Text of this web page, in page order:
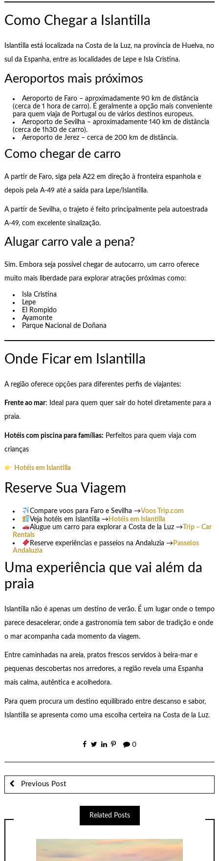
Como Chegar a Islantilla
Islantilla está localizada na Costa de la Luz, na província de Huelva, no
sul da Espanha, entre as localidades de Lepe e Isla Cristina.
Aeroportos mais próximos
Aeroporto de Faro – aproximadamente 90 km de distância
(cerca de 1 hora de carro). É geralmente a opção mais conveniente
para quem viaja de Portugal ou de vários destinos europeus.
Aeroporto de Sevilha – aproximadamente 140 km de distância
(cerca de 1h30 de carro).
Aeroporto de Jerez – cerca de 200 km de distância.
Como chegar de carro
A partir de Faro, siga pela A22 em direção à fronteira espanhola e
depois pela A-49 até a saída para Lepe/Islantilla.
A partir de Sevilha, o trajeto é feito principalmente pela autoestrada
A-49, com excelente sinalização.
Alugar carro vale a pena?
Sim. Embora seja possível chegar de autocarro, um carro oferece
muito mais liberdade para explorar atrações próximas como:
Isla Cristina
Lepe
El Rompido
Ayamonte
Parque Nacional de Doñana
Onde Ficar em Islantilla
A região oferece opções para diferentes perfis de viajantes:
Frente ao mar: Ideal para quem quer sair do hotel diretamente para a
praia.
Hotéis com piscina para famílias: Perfeitos para quem viaja com
crianças
Hotéis em Islantilla
Reserve Sua Viagem
Compare voos para Faro e Sevilha →Voos Trip.com
Veja hotéis em Islantilla → Hotéis em Islantilla
Alugue um carro para explorar a Costa de la Luz →Trip – Car
Rentals
Reserve experiências e passeios na Andaluzia → Passeios
Andaluzia
Uma experiência que vai além da
praia
Islantilla não é apenas um destino de verão. É um lugar onde o tempo
parece desacelerar, onde a gastronomia tem sabor de tradição e onde
o mar acompanha cada momento da viagem.
Entre caminhadas na areia, pratos frescos servidos à beira-mar e
pequenas descobertas nos arredores, a região revela uma Espanha
mais calma, autêntica e acolhedora.
Para quem procura um destino equilibrado entre descanso e sabor,
Islantilla se apresenta como uma escolha certeira na Costa de la Luz.
0
Previous Post
Related Posts